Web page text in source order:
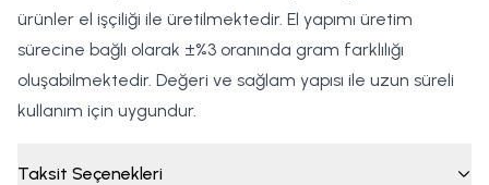
ürünler el işçiliği ile üretilmektedir. El yapımı üretim
sürecine bağlı olarak ±%3 oranında gram farklılığı
oluşabilmektedir. Değeri ve sağlam yapısı ile uzun süreli
kullanım için uygundur.
Taksit Seçenekleri